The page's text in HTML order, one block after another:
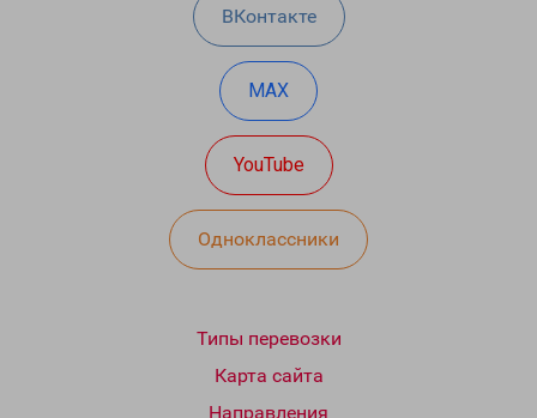
ВКонтакте
MAX
YouTube
Одноклассники
Типы перевозки
Карта сайта
Направления